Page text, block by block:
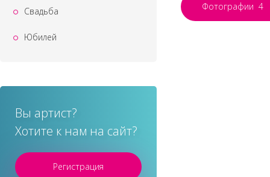
Свадьба
Юбилей
Вы артист?
Хотите к нам на сайт?
Регистрация
Фотографии 4